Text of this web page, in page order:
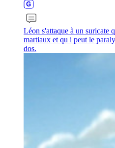
Léon s'attaque à un suricate
martiaux et qu i peut le
dos.